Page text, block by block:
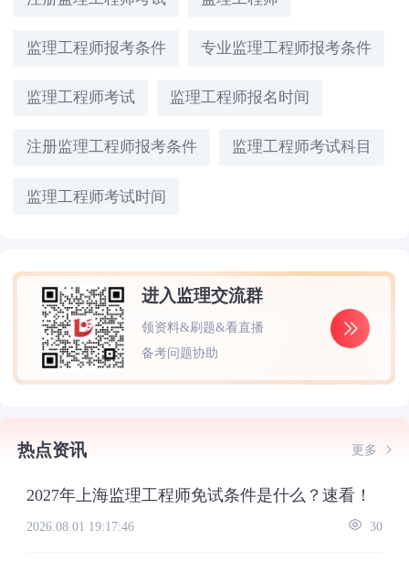
监理工程师报考条件 专业监理工程师报考条件
监理工程师考试 监理工程师报名时间
注册监理工程师报考条件 监理工程师考试科目
监理工程师考试时间
进入监理交流群
领资料&刷题&看直播
备考问题协助
热点资讯 更多
2027年上海监理工程师免试条件是什么？速看！
2026.08.01 19:17:46 30